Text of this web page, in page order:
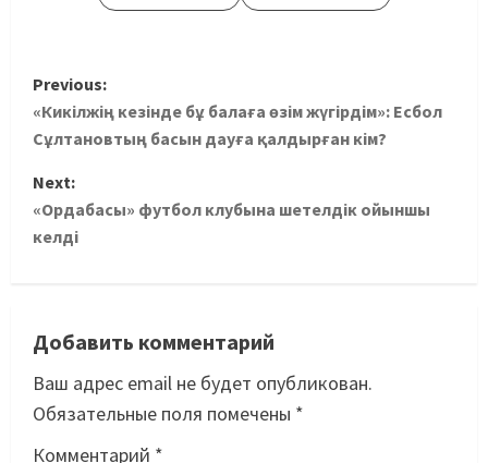
Previous:
«Кикілжің кезінде бұ балаға өзім жүгірдім»: Есбол
Сұлтановтың басын дауға қалдырған кім?
Next:
«Ордабасы» футбол клубына шетелдік ойыншы
келді
Добавить комментарий
Ваш адрес email не будет опубликован.
Обязательные поля помечены *
Комментарий *